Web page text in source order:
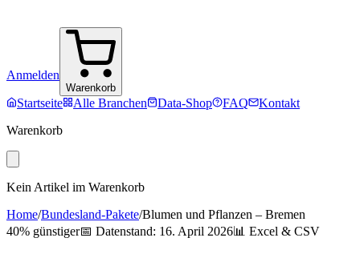
Anmelden
Warenkorb
Startseite Alle Branchen Data-Shop FAQ
Kontakt
Warenkorb
Kein Artikel im Warenkorb
Home/Bundesland-Pakete/Blumen und Pflanzen – Bremen
40% günstiger📅 Datenstand: 16. April 2026📊 Excel & CSV